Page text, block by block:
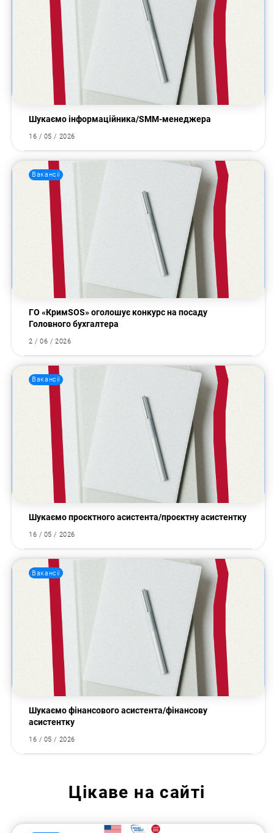
Пошук за запитом:
Шукаємо інформаційника/SMM-менеджера
16 / 05 / 2026
Вакансії
ГО «КримSOS» оголошує конкурс на посаду
Головного бухгалтера
2 / 06 / 2026
Вакансії
Шукаємо проєктного асистента/проєктну асистентку
16 / 05 / 2026
Вакансії
Шукаємо фінансового асистента/фінансову
асистентку
16 / 05 / 2026
Цікаве на сайті